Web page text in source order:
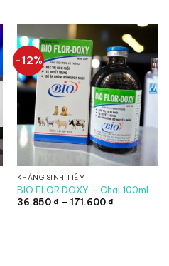
đến
286.000 ₫
-12%
KHÁNG SINH TIÊM
BIO FLOR DOXY – Chai 100ml
36.850₫ – 171.600₫Khoảng